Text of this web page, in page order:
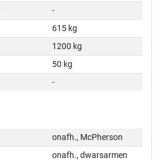
-
615 kg
1200 kg
50 kg
-
onafh., McPherson
onafh., dwarsarmen